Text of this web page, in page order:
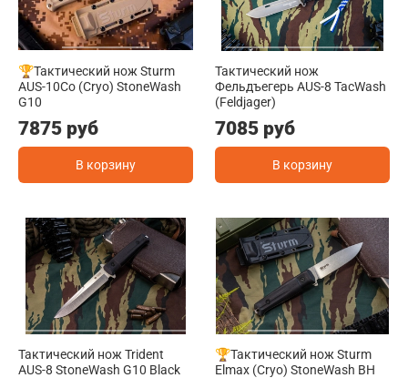
🏆Тактический нож Sturm
AUS-10Co (Cryo) StoneWash
G10
7875 руб
В корзину
Тактический нож
Фельдъегерь AUS-8 TacWash
(Feldjager)
7085 руб
В корзину
Тактический нож Trident
AUS-8 StoneWash G10 Black
🏆Тактический нож Sturm
Elmax (Cryo) StoneWash BH